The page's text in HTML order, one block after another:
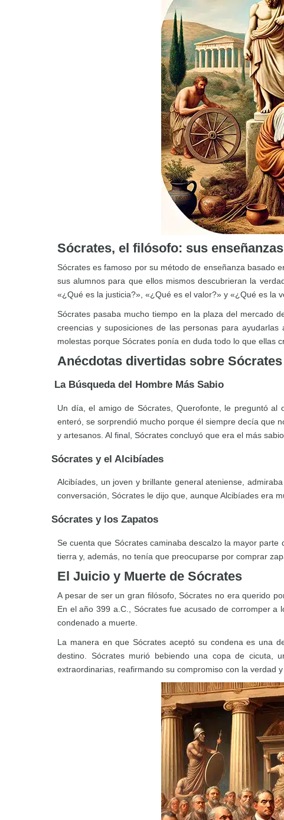
Sócrates, el filósofo: sus
Sócrates es famoso por su método de enseñanza basado
sus alumnos para que ellos mismos descubrieran la
«¿Qué es la justicia?», «¿Qué es el valor?» y «¿Qué es la
Sócrates pasaba mucho tiempo en la plaza del mercado
creencias y suposiciones de las personas para
molestas porque Sócrates ponía en duda todo lo que ellas
Anécdotas divertidas sobre Sócrates
La Búsqueda del Hombre Más Sabio
Un día, el amigo de Sócrates, Querofonte, le preguntó
enteró, se sorprendió mucho porque él siempre decía que
y artesanos. Al final, Sócrates concluyó que era el más
Sócrates y el Alcibíades
Alcibíades, un joven y brillante general ateniense,
conversación, Sócrates le dijo que, aunque Alcibíades era
Sócrates y los Zapatos
Se cuenta que Sócrates caminaba descalzo la mayor
tierra y, además, no tenía que preocuparse por comprar
El Juicio y Muerte de Sócrates
A pesar de ser un gran filósofo, Sócrates no era querido
En el año 399 a.C., Sócrates fue acusado de corromper
condenado a muerte.
La manera en que Sócrates aceptó su condena es una
destino. Sócrates murió bebiendo una copa de cicuta,
extraordinarias, reafirmando su compromiso con la verdad y